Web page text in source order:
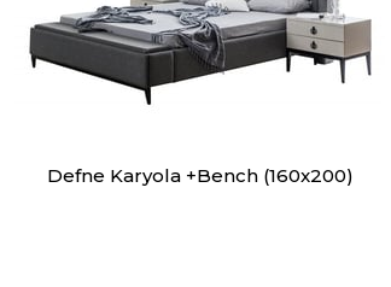
Defne Karyola +Bench (160x200)